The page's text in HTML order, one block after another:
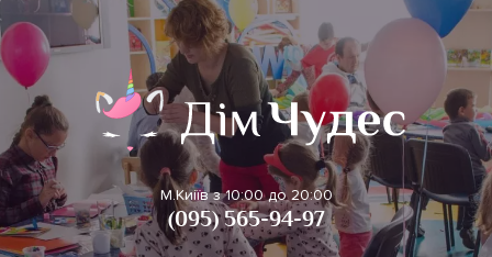
М.Киіїв з 10:00 до 20:00
(095) 565-94-97